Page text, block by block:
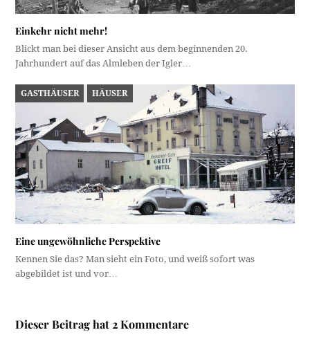
Einkehr nicht mehr!
Blickt man bei dieser Ansicht aus dem beginnenden 20.
Jahrhundert auf das Almleben der Igler…
GASTHÄUSER HÄUSER
Eine ungewöhnliche Perspektive
Kennen Sie das? Man sieht ein Foto, und weiß sofort was
abgebildet ist und vor…
Dieser Beitrag hat 2 Kommentare